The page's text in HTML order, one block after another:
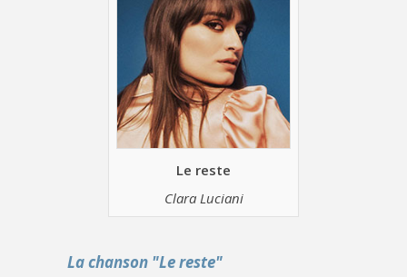
Le reste
Clara Luciani
La chanson "Le reste"